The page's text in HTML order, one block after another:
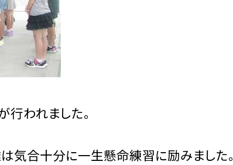
われました。
気合十分に一生懸命練習に励みました。